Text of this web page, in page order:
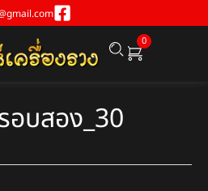
0
อบสอง_30